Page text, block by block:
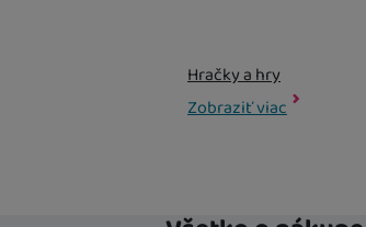
Hračky a hry
Hračky a hry Albi
Darčeky a poukazy
Darčeky a poukazy Albi
Zobraziť viac